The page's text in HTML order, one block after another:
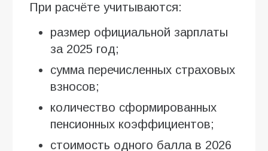
При расчёте учитываются:
размер официальной зарплаты
за 2025 год;
сумма перечисленных страховых
взносов;
количество сформированных
пенсионных коэффициентов;
стоимость одного балла в 2026